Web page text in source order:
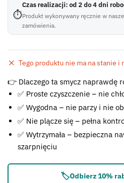
⏱
Czas realizacji: od 2 do 4 dni
Produkt wykonywany ręcznie w
zamówienia.
Tego produktu nie ma na stanie i
Błąd:Brak formularza
👉 Dlaczego ta smycz naprawdę
✅ Proste czyszczenie – nie
✅ Wygodna – nie parzy i nie
✅ Nie plącze się – pełna
✅ Wytrzymała – bezpieczna
szarpnięciu
🏷️Odbierz 10%